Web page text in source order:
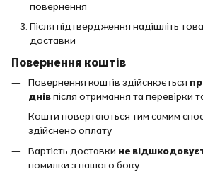
повернення
Після підтвердження надішліть
доставки
Повернення коштів
Повернення коштів здійснюється
днівпісля отримання та перевірки
Кошти повертаються тим самим
здійснено оплату
Вартість доставки не
помилки з нашого боку